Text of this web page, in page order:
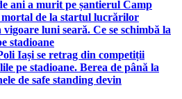
ani a murit pe șantierul Camp
de la startul lucrărilor
luni seară. Ce se schimbă la
stadioane
Iași se retrag din competiții
pe stadioane. Berea de până la
de safe standing devin